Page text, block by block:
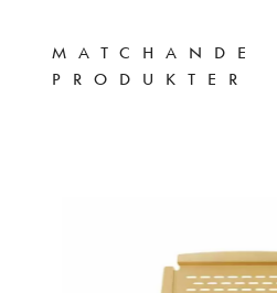
MATCHANDE
PRODUKTER